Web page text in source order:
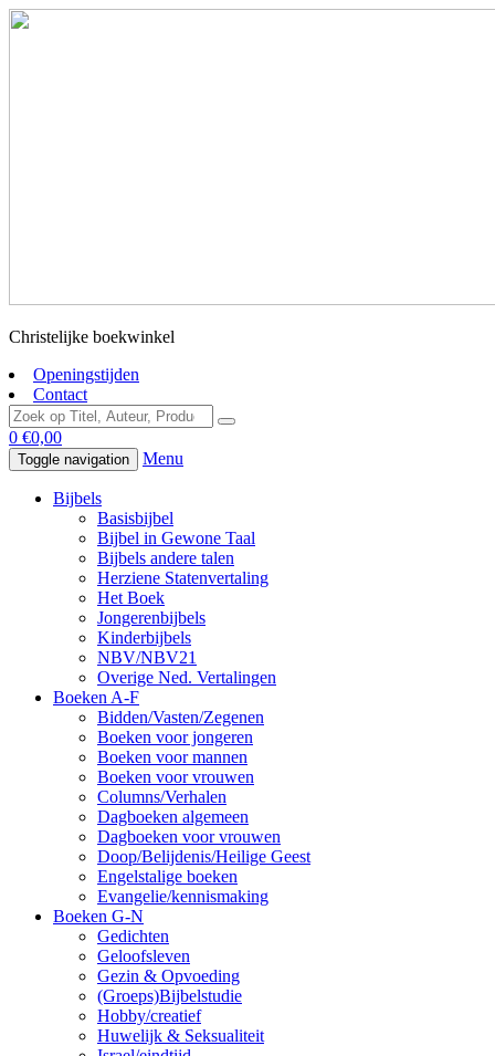
Christelijke boekwinkel
Openingstijden
Contact
0 €0,00
Toggle navigation Menu
Bijbels
Basisbijbel
Bijbel in Gewone Taal
Bijbels andere talen
Herziene Statenvertaling
Het Boek
Jongerenbijbels
Kinderbijbels
NBV/NBV21
Overige Ned. Vertalingen
Boeken A-F
Bidden/Vasten/Zegenen
Boeken voor jongeren
Boeken voor mannen
Boeken voor vrouwen
Columns/Verhalen
Dagboeken algemeen
Dagboeken voor vrouwen
Doop/Belijdenis/Heilige Geest
Engelstalige boeken
Evangelie/kennismaking
Boeken G-N
Gedichten
Geloofsleven
Gezin & Opvoeding
(Groeps)Bijbelstudie
Hobby/creatief
Huwelijk & Seksualiteit